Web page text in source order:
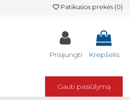
Patikusios prekės (0)
Prisijungti Krepšelis
Gauti pasiūlymą